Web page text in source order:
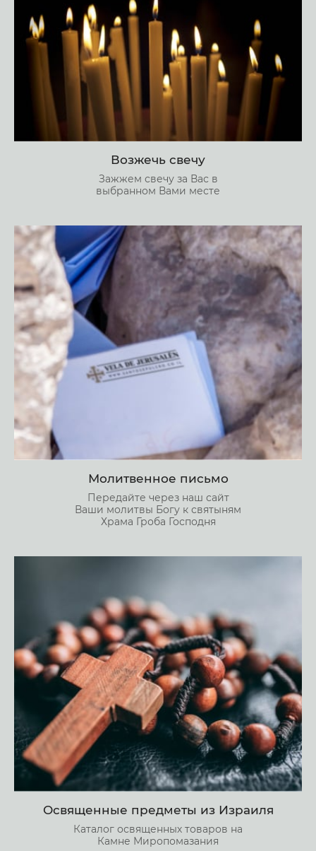
Возжечь свечу
Зажжем свечу за Вас в
выбранном Вами месте
Молитвенное письмо
Передайте через наш сайт
Ваши молитвы Богу к святыням
Храма Гроба Господня
Освященные предметы из Израиля
Каталог освященных товаров на
Камне Миропомазания